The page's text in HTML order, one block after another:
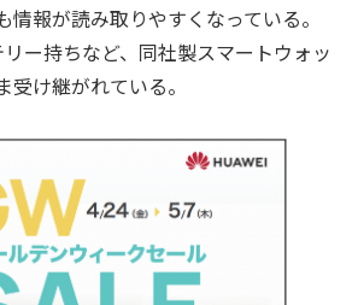
情報が読み取りやすくなっている。
ー持ちなど、同社製スマートウォッ
け継がれている。